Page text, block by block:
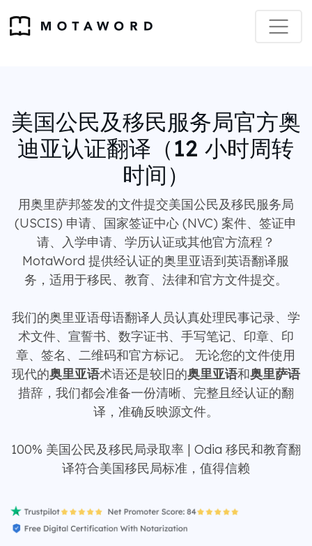
美国公民及移民服务局官方奥
迪亚认证翻译（12 小时周转
时间）
用奥里萨邦签发的文件提交美国公民及移民服务局
(USCIS) 申请、国家签证中心 (NVC) 案件、签证申
请、入学申请、学历认证或其他官方流程？
MotaWord 提供经认证的奥里亚语到英语翻译服
务，适用于移民、教育、法律和官方文件提交。
我们的奥里亚语母语翻译人员认真处理民事记录、学
术文件、宣誓书、数字证书、手写笔记、印章、印
章、签名、二维码和官方标记。 无论您的文件使用
现代的奥里亚语术语还是较旧的奥里亚语和奥里萨语
措辞，我们都会准备一份清晰、完整且经认证的翻
译，准确反映源文件。
100% 美国公民及移民局录取率 | Odia 移民和教育翻
译符合美国移民局标准，值得信赖